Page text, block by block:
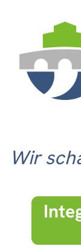
Wir